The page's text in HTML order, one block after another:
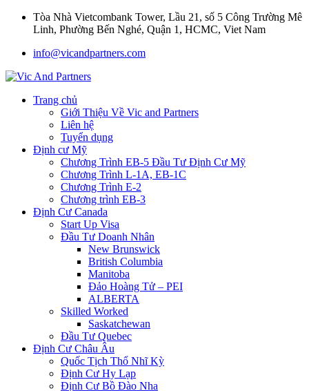
Tòa Nhà Vietcombank Tower, Lầu 21, số 5 Công Trường Mê
Linh, Phường Bến Nghé, Quận 1, HCMC, Viet Nam
info@vicandpartners.com
Trang chủ
Giới Thiệu Về Vic and Partners
Liên hệ
Tuyển dụng
Định cư Mỹ
Chương Trình EB-5 Đầu Tư Định Cư Mỹ
Chương Trình L-1A, EB-1C
Chương Trình E-2
Chương trình EB-3
Định Cư Canada
Start Up Visa
Đầu Tư Doanh Nhân
New Brunswick
British Columbia
Manitoba
Đảo Hoàng Tử – PEI
ALBERTA
Skilled Worked
Saskatchewan
Đầu Tư Quebec
Định Cư Châu Âu
Quốc Tịch Thổ Nhĩ Kỳ
Định Cư Hy Lạp
Định Cư Bồ Đào Nha